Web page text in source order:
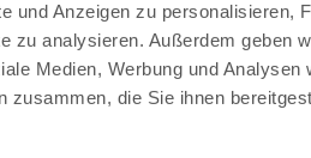
und Anzeigen zu personalisieren,
zu analysieren. Außerdem geben
Medien, Werbung und
zusammen, die Sie ihnen